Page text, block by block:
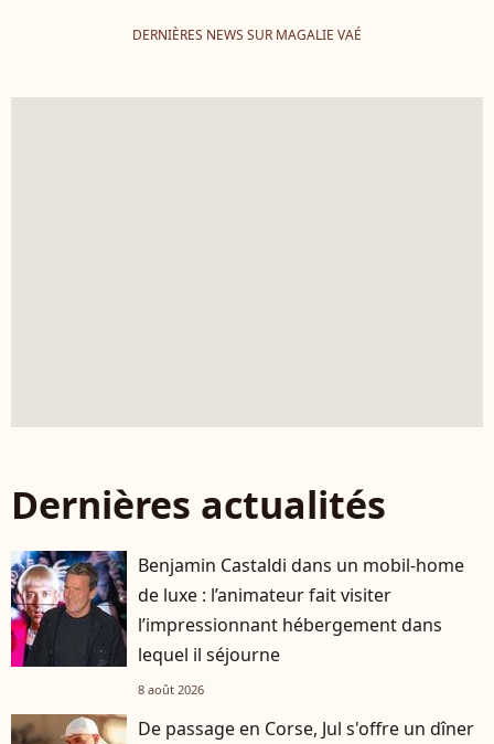
DERNIÈRES NEWS SUR MAGALIE VAÉ
Dernières actualités
Benjamin Castaldi dans un mobil-home
de luxe : l’animateur fait visiter
l’impressionnant hébergement dans
lequel il séjourne
8 août 2026
De passage en Corse, Jul s'offre un dîner